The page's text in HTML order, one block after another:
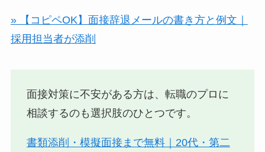
» 【コピペOK】面接辞退メールの書き方と例文｜
採用担当者が添削
面接対策に不安がある方は、転職のプロに
相談するのも選択肢のひとつです。
書類添削・模擬面接まで無料｜20代・第二